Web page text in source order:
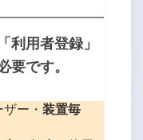
利用者登録」
要です。
ザー・装置毎